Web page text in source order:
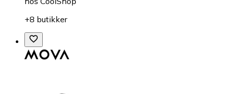
+8 butikker